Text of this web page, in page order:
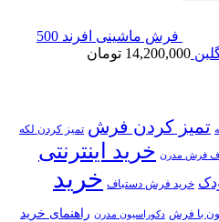
فرش ماشینی افرند 500
14,200,000 تومان
تمیز کردن فرش تمیز کردن لکه
فرش مدرن خرید اینترنتی
خرید فرش دستباف خرید
با فرش دکوراسیون مدرن راهنمای خرید